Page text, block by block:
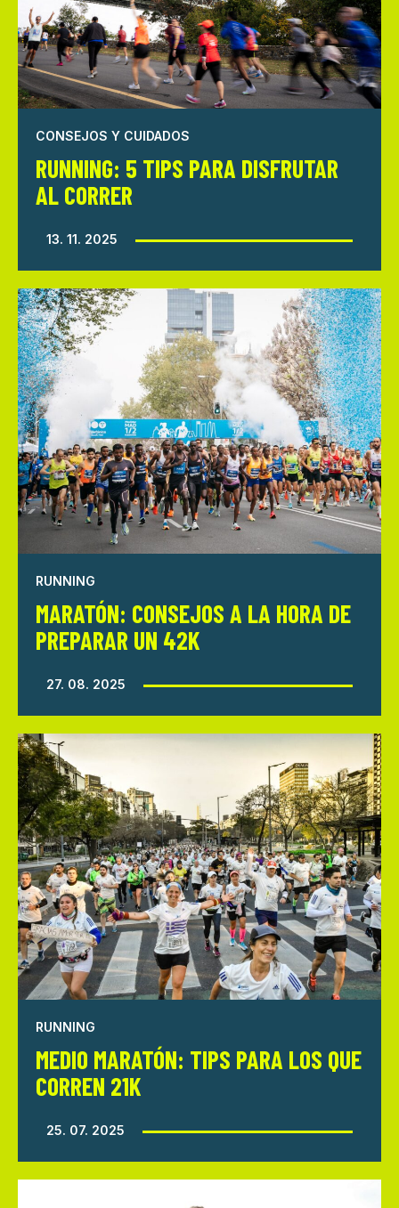
CONSEJOS Y CUIDADOS
RUNNING: 5 TIPS PARA DISFRUTAR
AL CORRER
13. 11. 2025
RUNNING
MARATÓN: CONSEJOS A LA HORA DE
PREPARAR UN 42K
27. 08. 2025
RUNNING
MEDIO MARATÓN: TIPS PARA LOS QUE
CORREN 21K
25. 07. 2025